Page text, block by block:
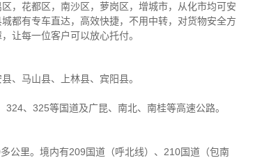
，花都区，南沙区，萝岗区，增城市，从化市均可安
都有专车直达，高效快捷，不用中转，对货物安全方
让每一位客户可以放心托付。
、马山县、上林县、宾阳县。
、325等国道及广昆、南北、南桂等高速公路。
公里。境内有209国道（呼北线）、210国道（包南